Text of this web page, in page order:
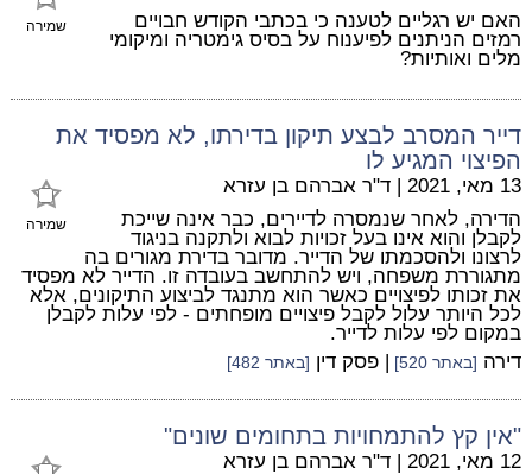
שמירה
האם יש רגליים לטענה כי בכתבי הקודש חבויים
רמזים הניתנים לפיענוח על בסיס גימטריה ומיקומי
מלים ואותיות?
דייר המסרב לבצע תיקון בדירתו, לא מפסיד את
הפיצוי המגיע לו
שמירה
13 מאי, 2021 | ד"ר אברהם בן עזרא
הדירה, לאחר שנמסרה לדיירים, כבר אינה שייכת
לקבלן והוא אינו בעל זכויות לבוא ולתקנה בניגוד
לרצונו ולהסכמתו של הדייר. מדובר בדירת מגורים בה
מתגוררת משפחה, ויש להתחשב בעובדה זו. הדייר לא מפסיד
את זכותו לפיצויים כאשר הוא מתנגד לביצוע התיקונים, אלא
לכל היותר עלול לקבל פיצויים מופחתים - לפי עלות לקבלן
במקום לפי עלות לדייר.
דירה [באתר 520] | פסק דין [באתר 482]
"אין קץ להתמחויות בתחומים שונים"
12 מאי, 2021 | ד"ר אברהם בן עזרא